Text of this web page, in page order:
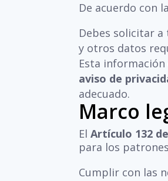
De acuerdo con la
Debes solicitar
y otros datos
Esta
aviso de
adecuado.
Marco
ElArtículo 132
para los
Cumplir con las